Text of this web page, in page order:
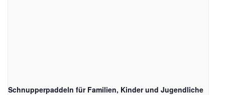
Schnupperpaddeln für Familien, Kinder und Jugendliche